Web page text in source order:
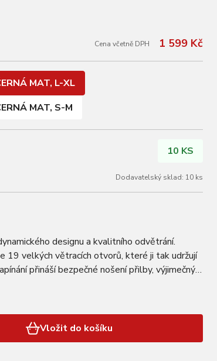
Cena včetně DPH 1 599 Kč
MAT, L-XL
MAT, S-M
10 KS
Dodavatelský sklad: 10 ks
designu a kvalitního odvětrání.
19 velkých větracích otvorů, které ji tak udržují
přináší bezpečné nošení přilby, výjimečný
Vložit do košíku